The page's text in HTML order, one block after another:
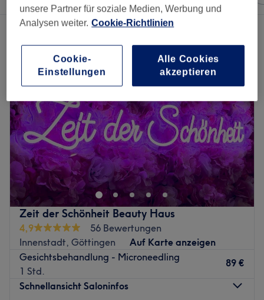
Ein Salon, der anbietet: micro-needling in Göttingen
Zeit der Schönheit Beauty Haus
4,9
56 Bewertungen
Innenstadt, Göttingen
Auf Karte anzeigen
Gesichtsbehandlung - Microneedling
1 Std.
89 €
Schnellansicht Saloninfos
unsere Partner für soziale Medien, Werbung und
Analysen weiter. Cookie-Richtlinien
Cookie-
Einstellungen
Alle Cookies
akzeptieren